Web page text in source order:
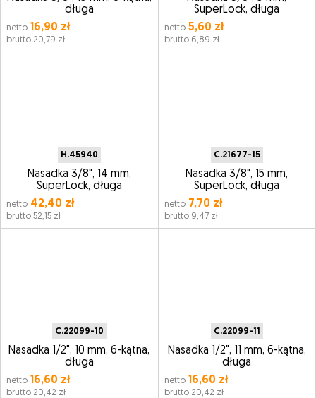
długa
netto 16,90 zł
brutto 20,79 zł
SuperLock, długa
netto5,60 zł
brutto 6,89 zł
H.45940
Nasadka 3/8", 14 mm,
SuperLock, długa
netto 42,40 zł
brutto 52,15 zł
C.21677-15
Nasadka 3/8", 15 mm,
SuperLock, długa
netto7,70 zł
brutto 9,47 zł
C.22099-10
Nasadka 1/2", 10 mm, 6-kątna,
długa
netto 16,60 zł
brutto 20,42 zł
C.22099-11
Nasadka 1/2", 11 mm, 6-kątna,
długa
netto16,60 zł
brutto 20,42 zł